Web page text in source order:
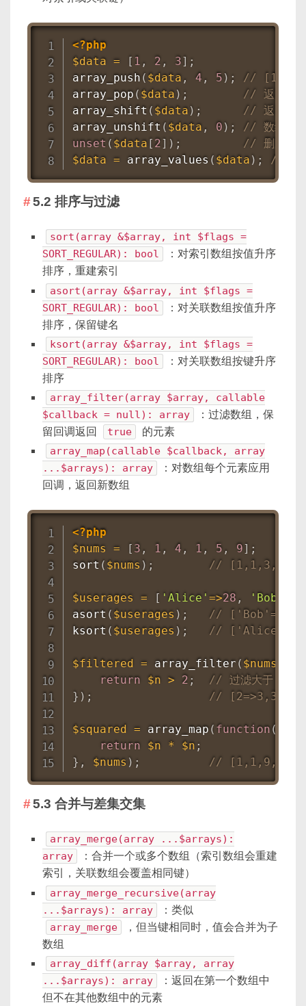
<?php
$data = [ 1 , 2 , 3] ;
array_push ( $data , 4 , 5 ) ;
//
array_pop ( $data ) ;
// 返回 5
array_shift ( $data ) ;
// 返回 1
array_unshift ( $data , 0 ) ;
// 数组变
unset ( $data [ 2] ) ;
// 删除索
$data = array_values ( $data ) ; // 重
5.2 排序与过滤
sort(array &$array, int $flags =
SORT_REGULAR): bool
：对索引数组按值升序
排序，重建索引
asort(array &$array, int $flags =
SORT_REGULAR): bool
：对关联数组按值升序
排序，保留键名
ksort(array &$array, int $flags =
SORT_REGULAR): bool
：对关联数组按键升序
排序
array_filter(array $array, callable
$callback = null): array
：过滤数组，保
留回调返回
true 的元素
array_map(callable $callback, array
...$arrays): array
：对数组每个元素应用
回调，返回新数组
<?php
$nums
= [ 3 , 1 , 4 , 1 , 5 , 9] ;
sort ( $nums ) ; //
$userages = [ 'Alice' =>28 , 'Bob'
asort ( $userages ) ;
//
ksort ( $userages ) ; // ['Alice'=>28,
$filtered = array_filter ( $nums
return
$n > 2 ;
// 过滤大于 2 的
} ) ; //
$squared = array_map ( function (
return
$n * $n ;
} , $nums ) ; //
5.3 合并与差集交集
array_merge(array ...$arrays):
array
：合并一个或多个数组（索引数组会重建
索引，关联数组会覆盖相同键）
array_merge_recursive(array
...$arrays): array
：类似
array_merge
，但当键相同时，值会合并为子
数组
array_diff(array $array, array
...$arrays): array
：返回在第一个数组中
但不在其他数组中的元素